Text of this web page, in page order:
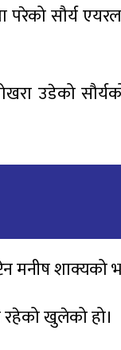
परेको सौर्य
उडेको
मनीष
रहेको खुलेको हो।